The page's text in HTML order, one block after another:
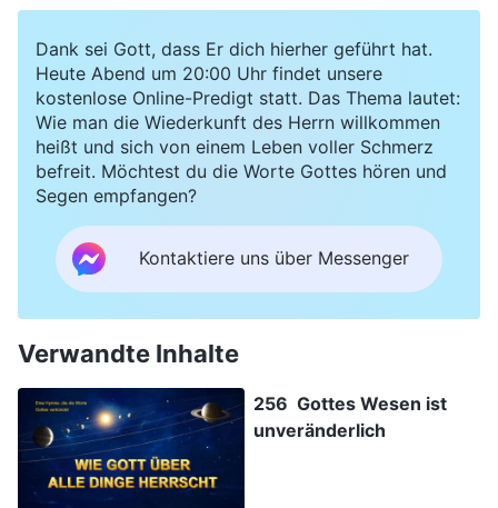
Dank sei Gott, dass Er dich hierher geführt hat.
Heute Abend um 20:00 Uhr findet unsere
kostenlose Online-Predigt statt. Das Thema lautet:
Wie man die Wiederkunft des Herrn willkommen
heißt und sich von einem Leben voller Schmerz
befreit. Möchtest du die Worte Gottes hören und
Segen empfangen?
Kontaktiere uns über Messenger
Verwandte Inhalte
256 Gottes Wesen ist
unveränderlich